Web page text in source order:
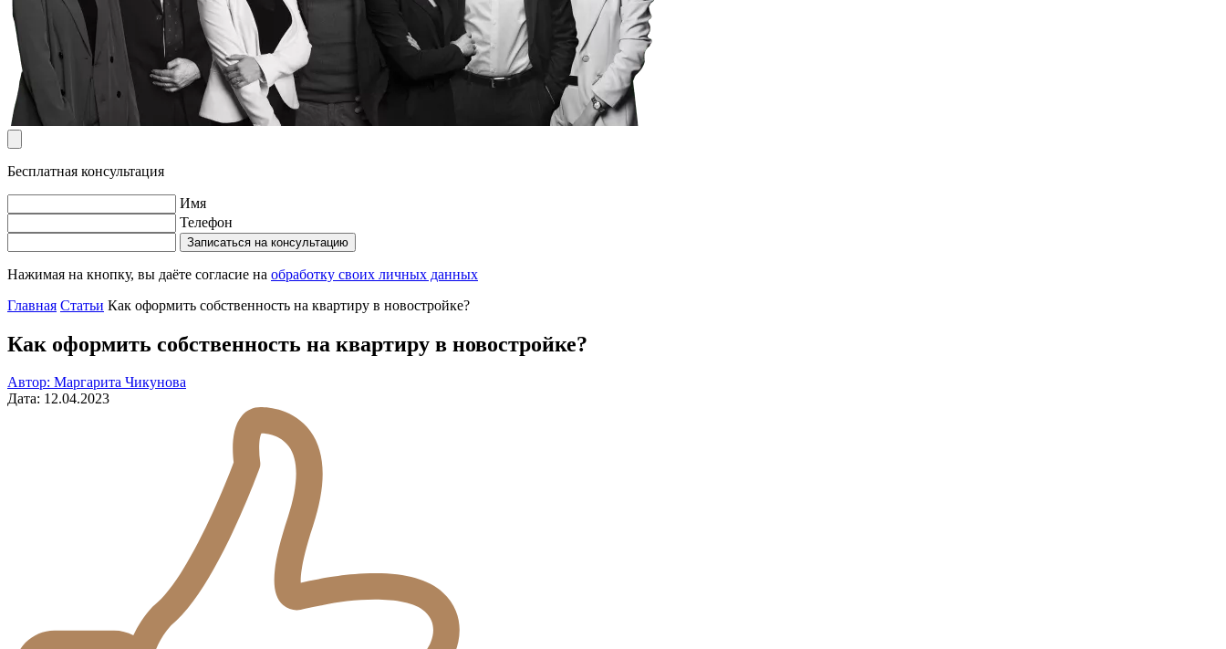
Бесплатная консультация
Имя
Телефон
Записаться на консультацию
Нажимая на кнопку, вы даёте согласие на обработку своих личных данных
Главная Статьи Как оформить собственность на квартиру в новостройке?
Как оформить собственность на квартиру в новостройке?
Автор: Маргарита Чикунова
Дата: 12.04.2023